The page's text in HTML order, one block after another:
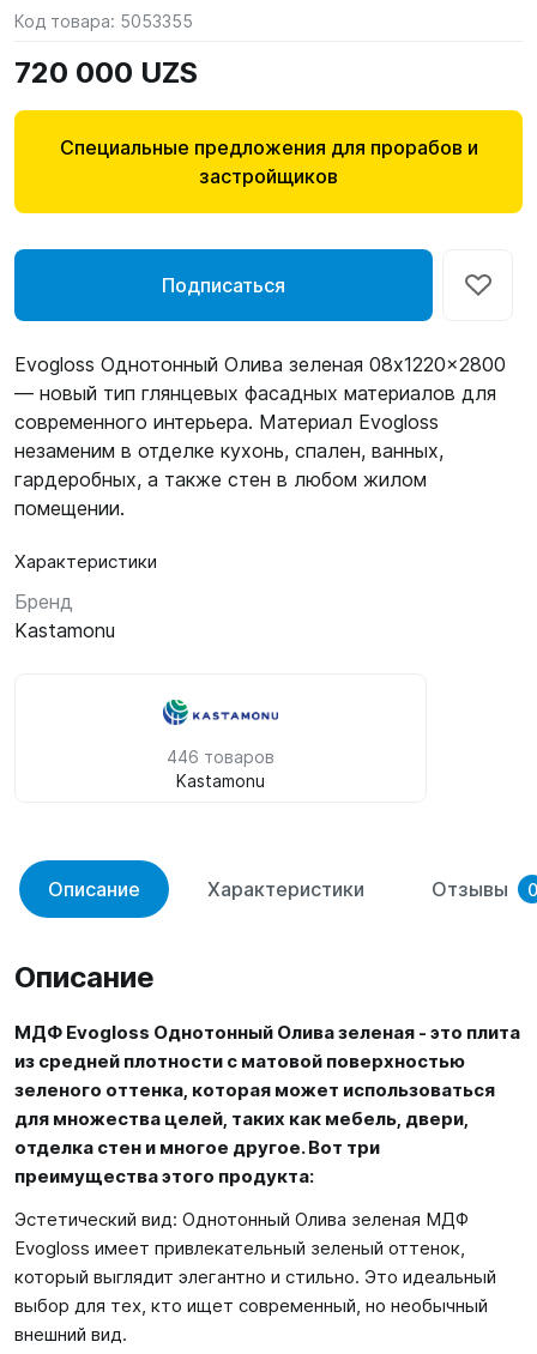
Код товара: 5053355
720 000 UZS
Специальные предложения для прорабов и
застройщиков
Подписаться
Evogloss Однотонный Олива зеленая 08x1220x2800
— новый тип глянцевых фасадных материалов для
современного интерьера. Материал Evogloss
незаменим в отделке кухонь, спален, ванных,
гардеробных, а также стен в любом жилом
помещении.
Характеристики
Бренд
Kastamonu
446 товаров
Kastamonu
Описание Характеристики Отзывы 0
Описание
МДФ Evogloss Однотонный Олива зеленая - это плита
из средней плотности с матовой поверхностью
зеленого оттенка, которая может использоваться
для множества целей, таких как мебель, двери,
отделка стен и многое другое. Вот три
преимущества этого продукта:
Эстетический вид: Однотонный Олива зеленая МДФ
Evogloss имеет привлекательный зеленый оттенок,
который выглядит элегантно и стильно. Это идеальный
выбор для тех, кто ищет современный, но необычный
внешний вид.